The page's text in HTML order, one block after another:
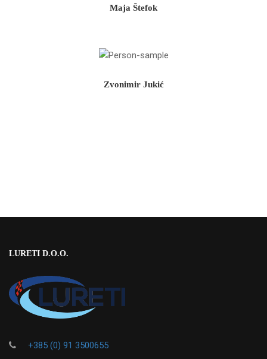
Maja Štefok
Zvonimir Jukić
LURETI D.O.O.
+385 (0) 91 3500655